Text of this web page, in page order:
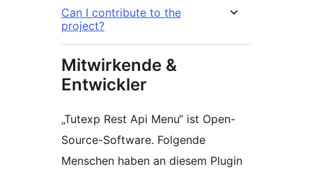
Can I contribute to the
project?
Mitwirkende &
Entwickler
„Tutexp Rest Api Menu“ ist Open-
Source-Software. Folgende
Menschen haben an diesem Plugin